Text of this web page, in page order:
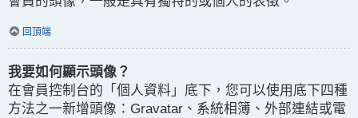
回頂端
我要如何顯示頭像？
在會員控制台的「個人資料」底下，您可以使用底下四種
方法之一新增頭像：Gravatar、系統相簿、外部連結或電